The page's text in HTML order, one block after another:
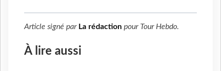
Article signé par La rédaction pour Tour Hebdo.
À lire aussi